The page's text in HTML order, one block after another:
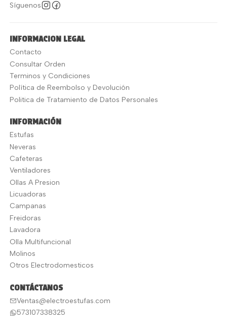
Síguenos
INFORMACION LEGAL
Contacto
Consultar Orden
Terminos y Condiciones
Política de Reembolso y Devolución
Politica de Tratamiento de Datos Personales
INFORMACIÓN
Estufas
Neveras
Cafeteras
Ventiladores
Ollas A Presion
Licuadoras
Campanas
Freidoras
Lavadora
Olla Multifuncional
Molinos
Otros Electrodomesticos
CONTÁCTANOS
Ventas@electroestufas.com
573107338325